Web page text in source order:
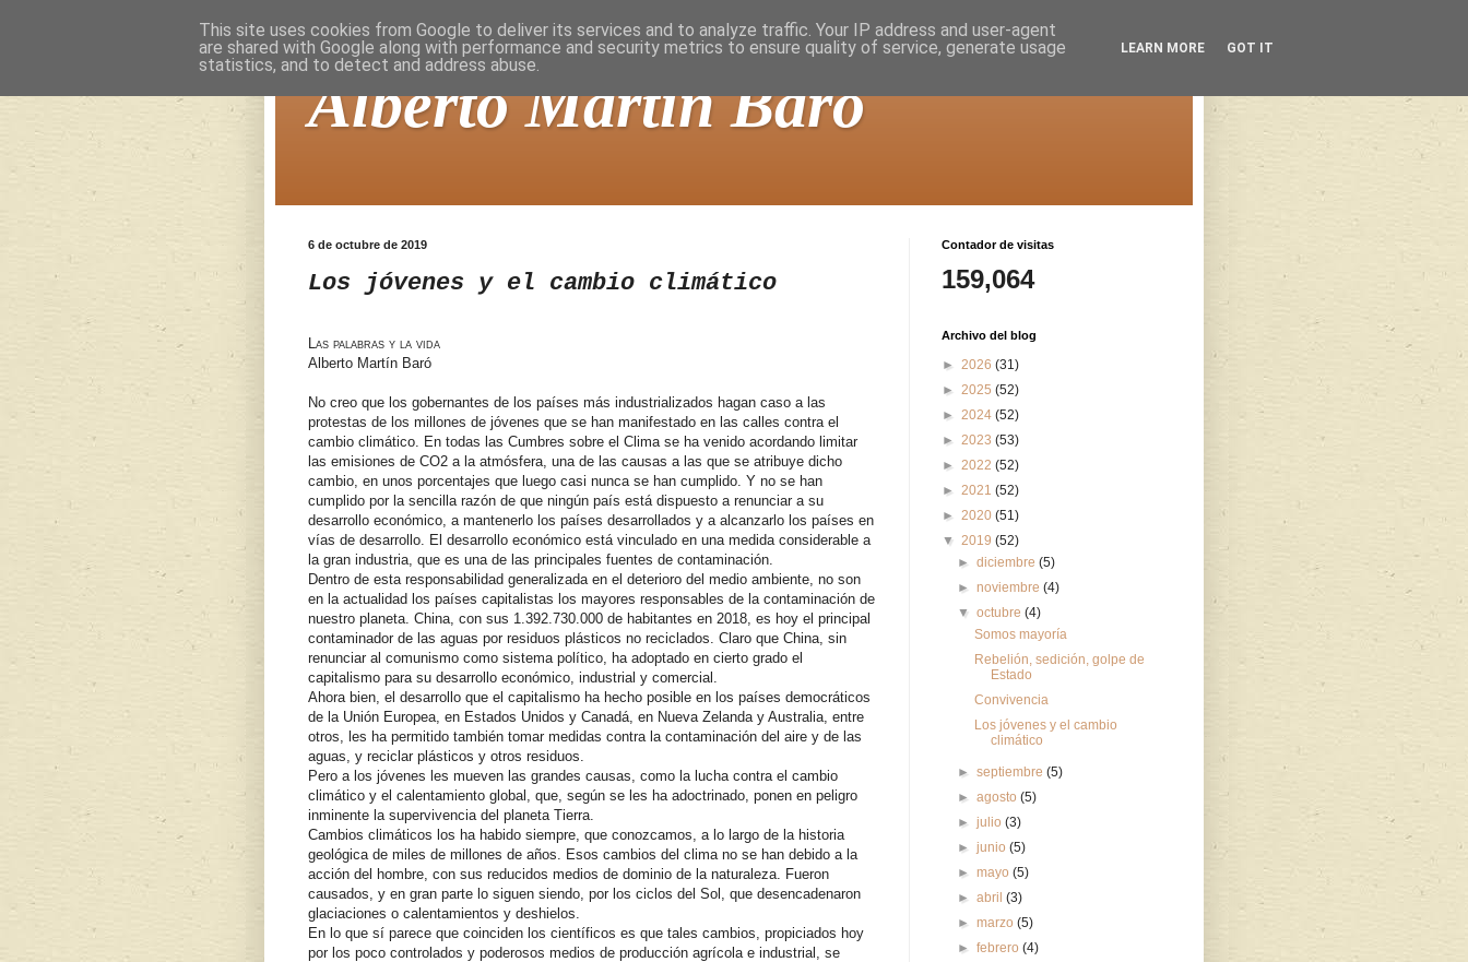
Alberto Martín Baró
6 de octubre de 2019
Los jóvenes y el cambio climático
Las palabras y la vida
Alberto Martín Baró
No creo que los gobernantes de los países más industrializados hagan caso a las
protestas de los millones de jóvenes que se han manifestado en las calles contra el
cambio climático. En todas las Cumbres sobre el Clima se ha venido acordando limitar
las emisiones de CO2 a la atmósfera, una de las causas a las que se atribuye dicho
cambio, en unos porcentajes que luego casi nunca se han cumplido. Y no se han
cumplido por la sencilla razón de que ningún país está dispuesto a renunciar a su
desarrollo económico, a mantenerlo los países desarrollados y a alcanzarlo los países en
vías de desarrollo. El desarrollo económico está vinculado en una medida considerable a
la gran industria, que es una de las principales fuentes de contaminación.
Dentro de esta responsabilidad generalizada en el deterioro del medio ambiente, no son
en la actualidad los países capitalistas los mayores responsables de la contaminación de
nuestro planeta. China, con sus 1.392.730.000 de habitantes en 2018, es hoy el principal
contaminador de las aguas por residuos plásticos no reciclados. Claro que China, sin
renunciar al comunismo como sistema político, ha adoptado en cierto grado el
capitalismo para su desarrollo económico, industrial y comercial.
Ahora bien, el desarrollo que el capitalismo ha hecho posible en los países democráticos
de la Unión Europea, en Estados Unidos y Canadá, en Nueva Zelanda y Australia, entre
otros, les ha permitido también tomar medidas contra la contaminación del aire y de las
aguas, y reciclar plásticos y otros residuos.
Pero a los jóvenes les mueven las grandes causas, como la lucha contra el cambio
climático y el calentamiento global, que, según se les ha adoctrinado, ponen en peligro
inminente la supervivencia del planeta Tierra.
Cambios climáticos los ha habido siempre, que conozcamos, a lo largo de la historia
geológica de miles de millones de años. Esos cambios del clima no se han debido a la
acción del hombre, con sus reducidos medios de dominio de la naturaleza. Fueron
causados, y en gran parte lo siguen siendo, por los ciclos del Sol, que desencadenaron
glaciaciones o calentamientos y deshielos.
En lo que sí parece que coinciden los científicos es que tales cambios, propiciados hoy
por los poco controlados y poderosos medios de producción agrícola e industrial, se
Contador de visitas
159,064
Archivo del blog
► 2026 (31)
► 2025 (52)
► 2024 (52)
► 2023 (53)
► 2022 (52)
► 2021 (52)
► 2020 (51)
▼ 2019 (52)
►diciembre(5)
►noviembre(4)
▼octubre(4)
Somos mayoría
Rebelión, sedición, golpe de
Estado
Convivencia
Los jóvenes y el cambio
climático
►septiembre(5)
►agosto(5)
►julio(3)
►junio(5)
►mayo(5)
►abril(3)
►marzo(5)
►febrero(4)
This site uses cookies from Google to deliver its services and to analyze traffic. Your IP address and user-agent
are shared with Google along with performance and security metrics to ensure quality of service, generate usage
statistics, and to detect and address abuse.
LEARN MORE GOT IT